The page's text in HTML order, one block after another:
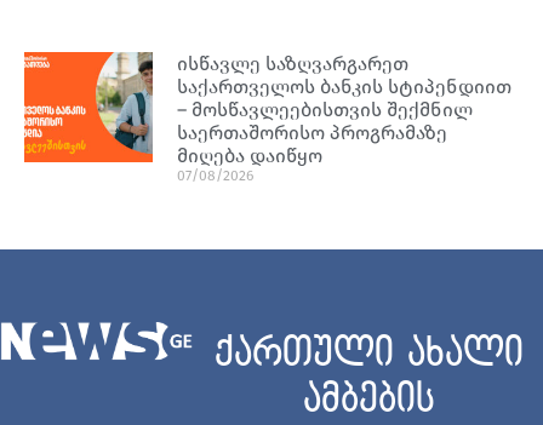
ისწავლე საზღვარგარეთ
საქართველოს ბანკის სტიპენდიით
– მოსწავლეებისთვის შექმნილ
საერთაშორისო პროგრამაზე
მიღება დაიწყო
07/08/2026
ქართული ახალი
ამბების